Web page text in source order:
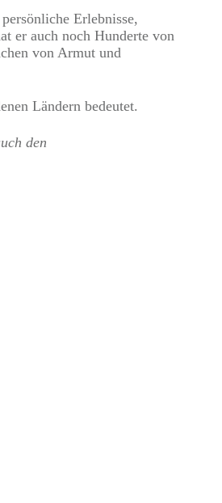
Erlebnisse,
er auch noch Hunderte von
von Armut und
Ländern bedeutet.
den